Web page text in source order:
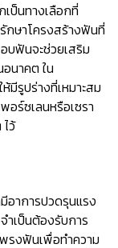
ป็นทางเลือกที่
กษาโครงสร้างฟันที่
บฟันจะช่วยเสริม
นาคต ใน
รูปร่างที่เหมาะสม
ร์ซเลนหรือเซรา
ว้
าการปวดรุนแรง
ำเป็นต้องรับการ
รงฟันเพื่อทำความ